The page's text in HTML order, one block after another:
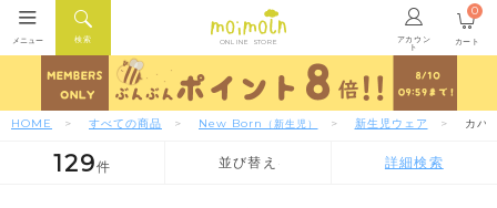
ONLINE STORE アカウン
ト
検索
メニュー カート
0
HOME すべての商品 New Born （新生児） 新生児ウェア カバ
並び替え
129件 詳細検索